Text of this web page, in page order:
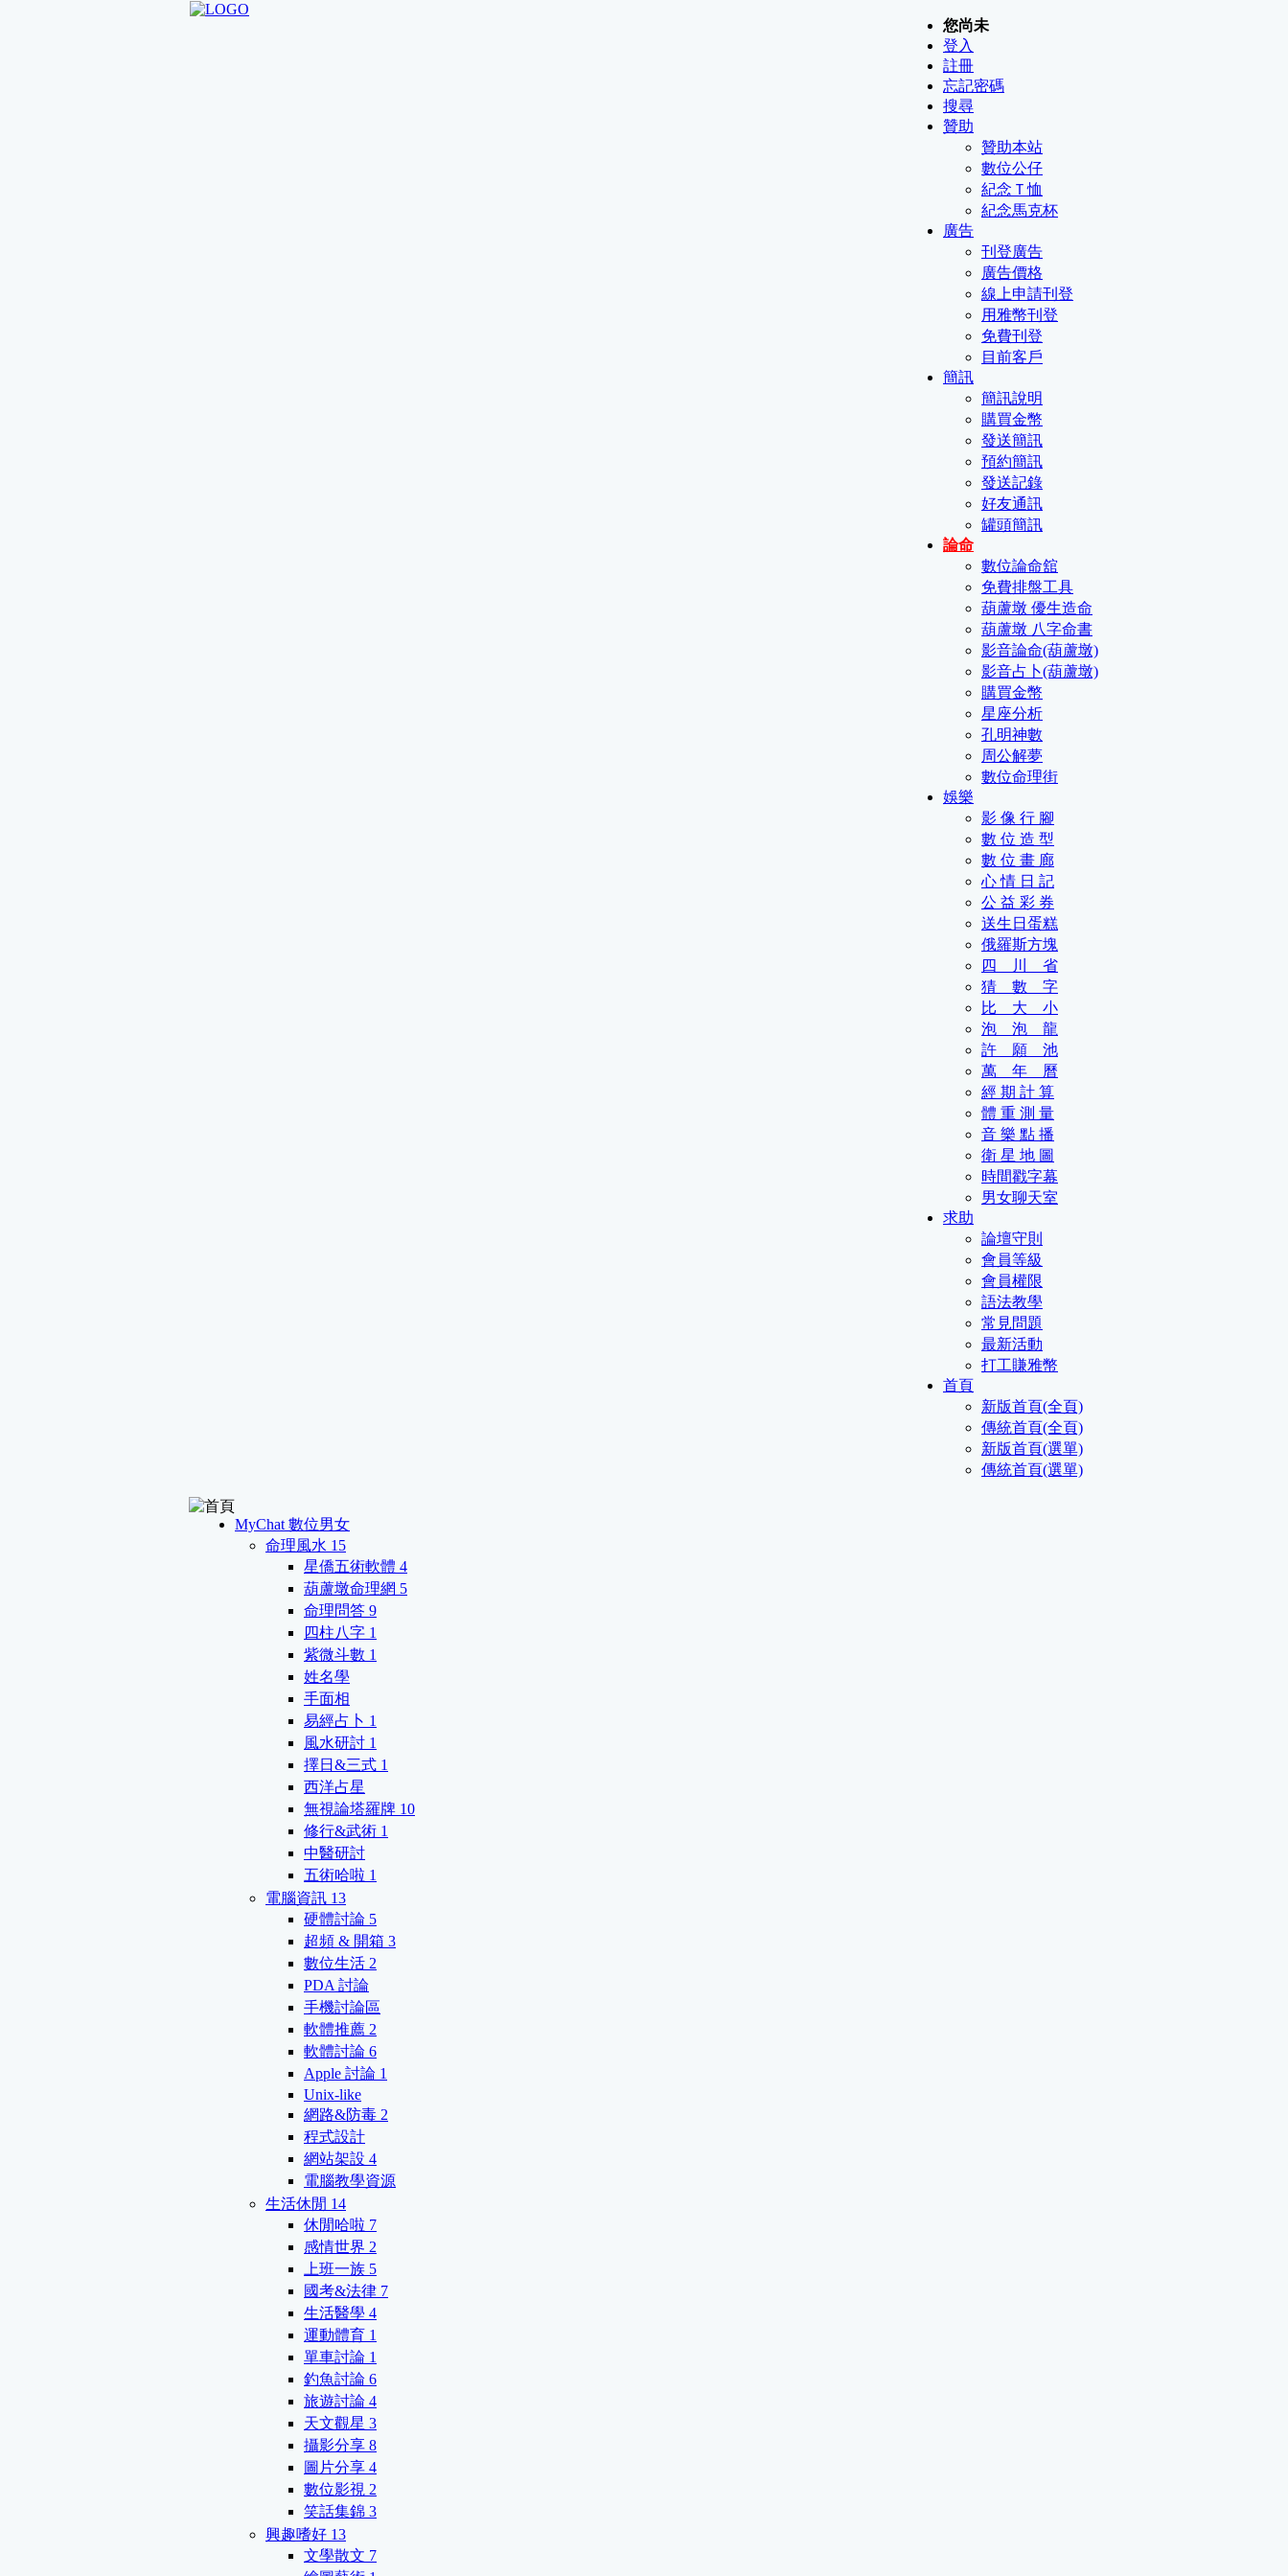
您尚未
登入
註冊
忘記密碼
搜尋
贊助
贊助本站
數位公仔
紀念Ｔ恤
紀念馬克杯
廣告
刊登廣告
廣告價格
線上申請刊登
用雅幣刊登
免費刊登
目前客戶
簡訊
簡訊說明
購買金幣
發送簡訊
預約簡訊
發送記錄
好友通訊
罐頭簡訊
論命
數位論命舘
免費排盤工具
葫蘆墩 優生造命
葫蘆墩 八字命書
影音論命(葫蘆墩)
影音占卜(葫蘆墩)
購買金幣
星座分析
孔明神數
周公解夢
數位命理街
娛樂
影 像 行 腳
數 位 造 型
數 位 畫 廊
心 情 日 記
公 益 彩 券
送生日蛋糕
俄羅斯方塊
四 川 省
猜 數 字
比 大 小
泡 泡 龍
許 願 池
萬 年 曆
經 期 計 算
體 重 測 量
音 樂 點 播
衛 星 地 圖
時間戳字幕
男女聊天室
求助
論壇守則
會員等級
會員權限
語法教學
常見問題
最新活動
打工賺雅幣
首頁
新版首頁(全頁)
傳統首頁(全頁)
新版首頁(選單)
傳統首頁(選單)
MyChat 數位男女
命理風水 15
星僑五術軟體 4
葫蘆墩命理網 5
命理問答 9
四柱八字 1
紫微斗數 1
姓名學
手面相
易經占卜 1
風水研討 1
擇日&三式 1
西洋占星
無視論塔羅牌 10
修行&武術 1
中醫研討
五術哈啦 1
電腦資訊 13
硬體討論 5
超頻 & 開箱 3
數位生活 2
PDA 討論
手機討論區
軟體推薦 2
軟體討論 6
Apple 討論 1
Unix-like
網路&防毒 2
程式設計
網站架設 4
電腦教學資源
生活休閒 14
休閒哈啦 7
感情世界 2
上班一族 5
國考&法律 7
生活醫學 4
運動體育 1
單車討論 1
釣魚討論 6
旅遊討論 4
天文觀星 3
攝影分享 8
圖片分享 4
數位影視 2
笑話集錦 3
興趣嗜好 13
文學散文 7